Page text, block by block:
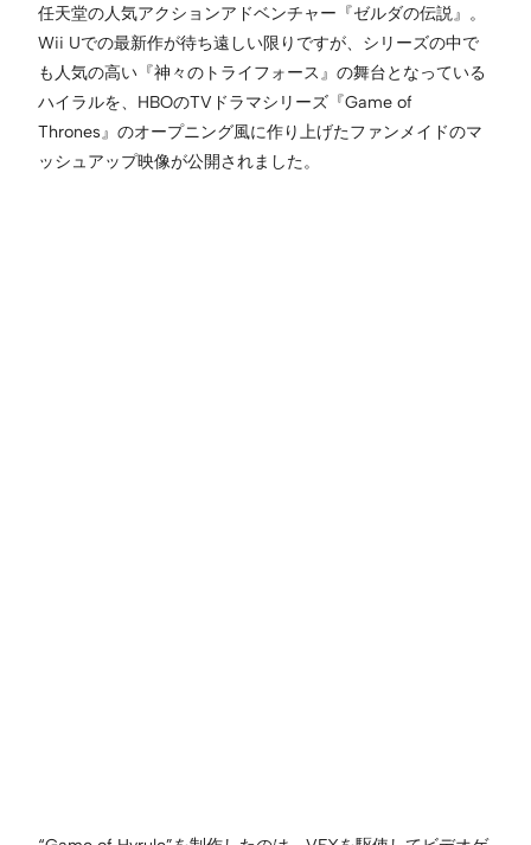
任天堂の人気アクションアドベンチャー『ゼルダの伝説』。
Wii Uでの最新作が待ち遠しい限りですが、シリーズの中で
も人気の高い『神々のトライフォース』の舞台となっている
ハイラルを、HBOのTVドラマシリーズ『Game of
Thrones』のオープニング風に作り上げたファンメイドのマ
ッシュアップ映像が公開されました。